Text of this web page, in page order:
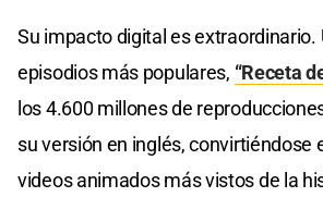
Su impacto digital es extraordinario.
episodios más populares, “Receta
los 4.600 millones de
su versión en inglés, convirtiéndose
videos animados más vistos de la